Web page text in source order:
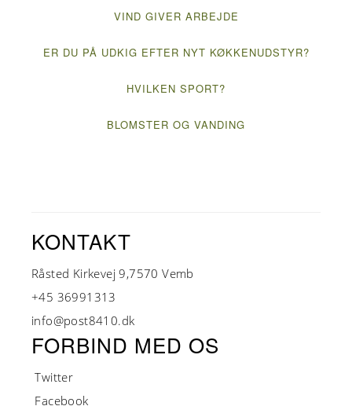
VIND GIVER ARBEJDE
ER DU PÅ UDKIG EFTER NYT KØKKENUDSTYR?
HVILKEN SPORT?
BLOMSTER OG VANDING
KONTAKT
Råsted Kirkevej 9,7570 Vemb
+45 36991313
info@post8410.dk
FORBIND MED OS
Twitter
Facebook